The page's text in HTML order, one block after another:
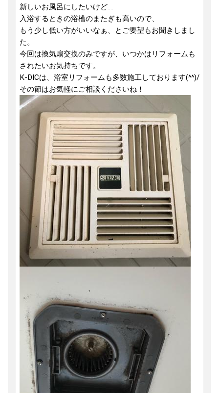
新しいお風呂にしたいけど‥‥
入浴するときの浴槽のまたぎも高いので、
もう少し低い方がいいなぁ、とご要望もお聞きしまし
た。
今回は換気扇交換のみですが、いつかはリフォームも
されたいお気持ちです。
K-DICは、浴室リフォームも多数施工しております(^^)/
その節はお気軽にご相談くださいね！